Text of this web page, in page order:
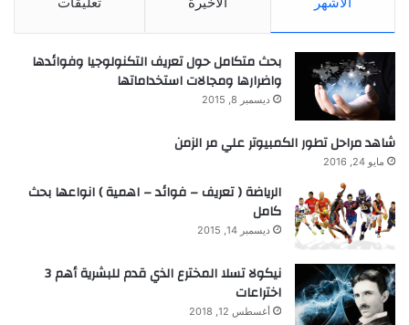
بحث متكامل حول تعريف التكنولوجيا وفوائدها
واضرارها ومجالات استخداماتها
ديسمبر 8, 2015
شاهد مراحل تطور الكمبيوتر علي مر الزمن
مايو 24, 2016
الرياضة ( تعريف – فوائد – اهمية ) انواعها بحث
كامل
ديسمبر 14, 2015
نيكولا تسلا المخترع الذي قدم للبشرية أهم 3
اختراعات
أغسطس 12, 2018